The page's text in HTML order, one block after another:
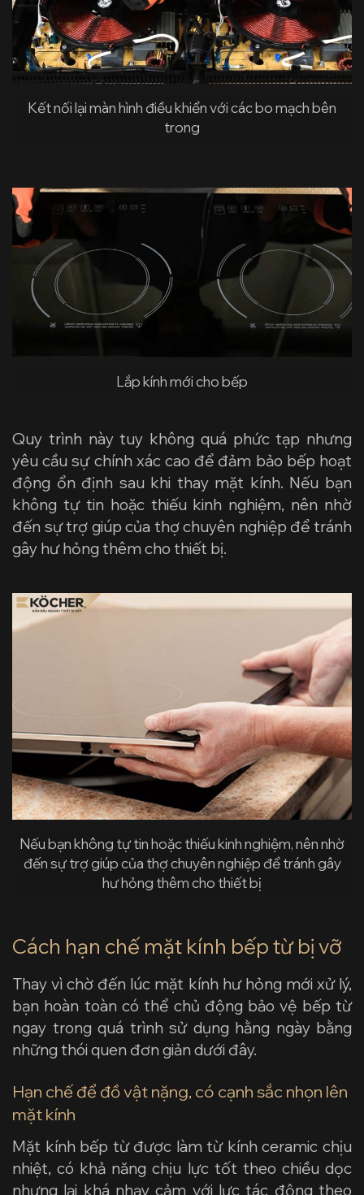
Kết nối lại màn hình điều khiển với các bo mạch bên
trong
Lắp kính mới cho bếp
Quy trình này tuy không quá phức tạp nhưng
yêu cầu sự chính xác cao để đảm bảo bếp hoạt
động ổn định sau khi thay mặt kính. Nếu bạn
không tự tin hoặc thiếu kinh nghiệm, nên nhờ
đến sự trợ giúp của thợ chuyên nghiệp để tránh
gây hư hỏng thêm cho thiết bị.
Nếu bạn không tự tin hoặc thiếu kinh nghiệm, nên nhờ
đến sự trợ giúp của thợ chuyên nghiệp để tránh gây
hư hỏng thêm cho thiết bị
Cách hạn chế mặt kính bếp từ bị vỡ
Thay vì chờ đến lúc mặt kính hư hỏng mới xử lý,
bạn hoàn toàn có thể chủ động bảo vệ bếp từ
ngay trong quá trình sử dụng hằng ngày bằng
những thói quen đơn giản dưới đây.
Hạn chế để đồ vật nặng, có cạnh sắc nhọn lên
mặt kính
Mặt kính bếp từ được làm từ kính ceramic chịu
nhiệt, có khả năng chịu lực tốt theo chiều dọc
nhưng lại khá nhạy cảm với lực tác động theo